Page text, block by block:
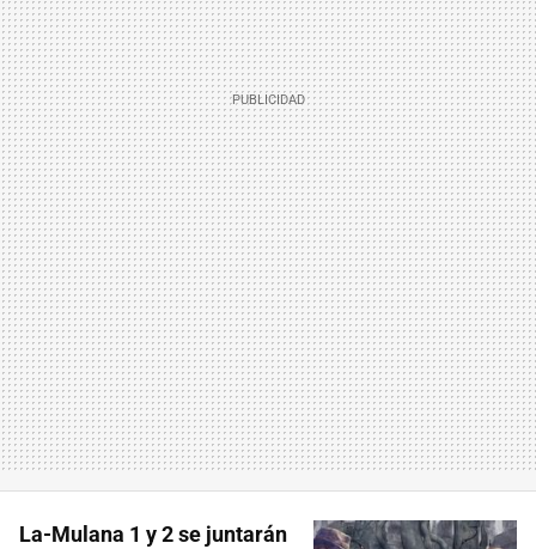
La-Mulana 1 y 2 se juntarán